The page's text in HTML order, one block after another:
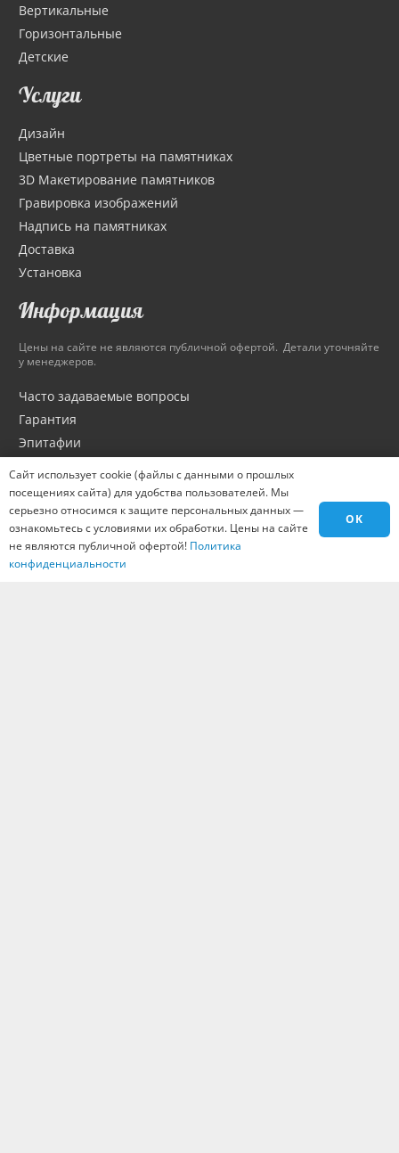
Вертикальные
Горизонтальные
Детские
Услуги
Дизайн
Цветные портреты на памятниках
3D Макетирование памятников
Гравировка изображений
Надпись на памятниках
Доставка
Установка
Информация
Цены на сайте не являются публичной офертой. Детали уточняйте
у менеджеров.
Часто задаваемые вопросы
Гарантия
Эпитафии
Оптовикам
Материалы
Города
Контакты
Сайт использует cookie (файлы с данными о прошлых
посещениях сайта) для удобства пользователей. Мы
серьезно относимся к защите персональных данных —
ознакомьтесь с условиями их обработки. Цены на сайте
не являются публичной офертой! Политика
конфиденциальности
OK